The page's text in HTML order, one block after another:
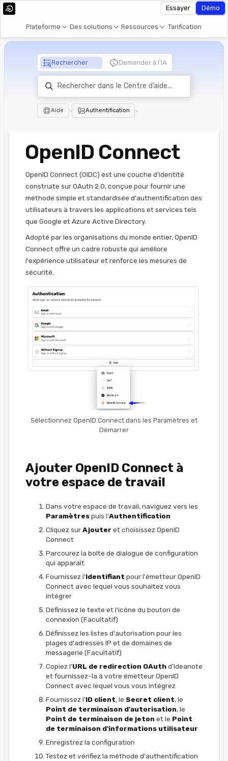
Plateforme Des solutions Ressources Tarification
Essayer Démo
Rechercher Demander à l’IA
Aide > Authentification >
OpenID Connect
OpenID Connect (OIDC) est une couche d'identité
construite sur OAuth 2.0, conçue pour fournir une
méthode simple et standardisée d'authentification des
utilisateurs à travers les applications et services tels
que Google et Azure Active Directory.
Adopté par les organisations du monde entier, OpenID
Connect offre un cadre robuste qui améliore
l'expérience utilisateur et renforce les mesures de
sécurité.
Sélectionnez OpenID Connect dans les Paramètres et
Démarrer
Ajouter OpenID Connect à
votre espace de travail
Dans votre espace de travail, naviguez vers les
Paramètrespuis l'Authentification
Cliquez surAjouter et choisissez OpenID
Connect
Parcourez la boîte de dialogue de configuration
qui apparaît
Fournissez l'Identifiant pour l'émetteur OpenID
Connect avec lequel vous souhaitez vous
intégrer
Définissez le texte et l'icône du bouton de
connexion (Facultatif)
Définissez les listes d'autorisation pour les
plages d'adresses IP et de domaines de
messagerie (Facultatif)
Copiez l'URL de redirection OAuthd'Ideanote
et fournissez-la à votre émetteur OpenID
Connect avec lequel vous vous intégrez
Fournissez l'ID client, le Secret client, le
Point de terminaison d'autorisation, le
Point de terminaison de jeton et le Point
de terminaison d'informations utilisateur
Enregistrez la configuration
Testez et vérifiez la méthode d'authentification